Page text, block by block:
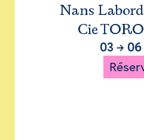
Nans
Cie
03 → 06